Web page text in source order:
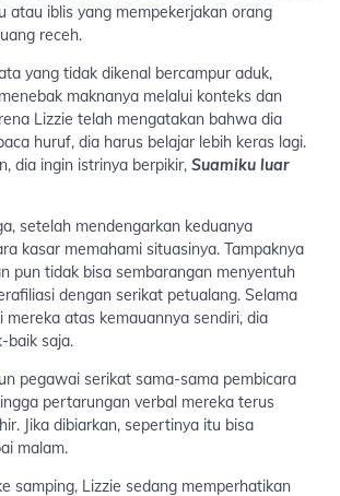
atau iblis yang mempekerjakan orang
receh.
yang tidak dikenal bercampur aduk,
maknanya melalui konteks dan
Lizzie telah mengatakan bahwa dia
huruf, dia harus belajar lebih keras lagi.
dia ingin istrinya berpikir, Suamiku luar
setelah mendengarkan keduanya
kasar memahami situasinya. Tampaknya
pun tidak bisa sembarangan menyentuh
dengan serikat petualang. Selama
mereka atas kemauannya sendiri, dia
baik saja.
pegawai serikat sama-sama pembicara
pertarungan verbal mereka terus
Jika dibiarkan, sepertinya itu bisa
malam.
samping, Lizzie sedang memperhatikan